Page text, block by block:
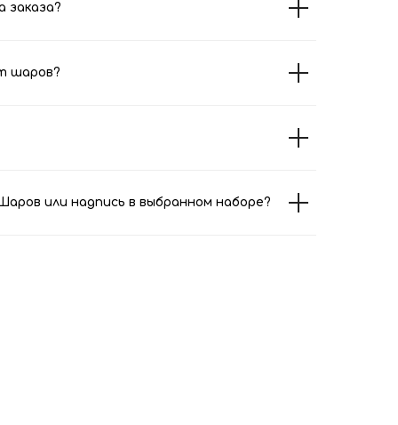
заказа?
шаров?
или надпись в выбранном наборе?